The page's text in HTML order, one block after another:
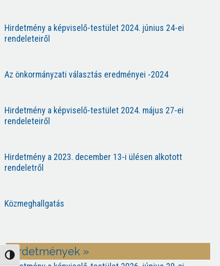
Nagy kontraszt váltása
Hirdetmény a képviselő-testület 2024. június 24-ei
rendeleteiről
Az önkormányzati választás eredményei -2024
Hirdetmény a képviselő-testület 2024. május 27-ei
rendeleteiről
Hirdetmény a 2023. december 13-i ülésen alkotott
rendeletről
Közmeghallgatás
Hirdetmények »